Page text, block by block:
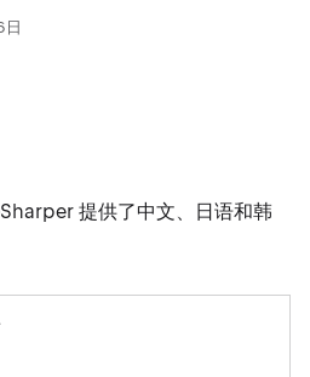
提供了中文、日语和韩